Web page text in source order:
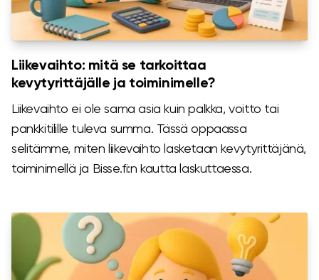
Liikevaihto: mitä se tarkoittaa
kevytyrittäjälle ja toiminimelle?
Liikevaihto ei ole sama asia kuin palkka, voitto tai
pankkitilille tuleva summa. Tässä oppaassa
selitämme, miten liikevaihto lasketaan kevytyrittäjänä,
toiminimellä ja Bisse.fi:n kautta laskuttaessa.